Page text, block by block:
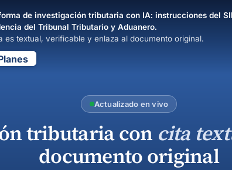
de investigación tributaria con IA: instrucciones del
del Tribunal Tributario y Aduanero.
es textual, verificable y enlaza al documento original.
Actualizado en vivo
tributaria con cita
documento original